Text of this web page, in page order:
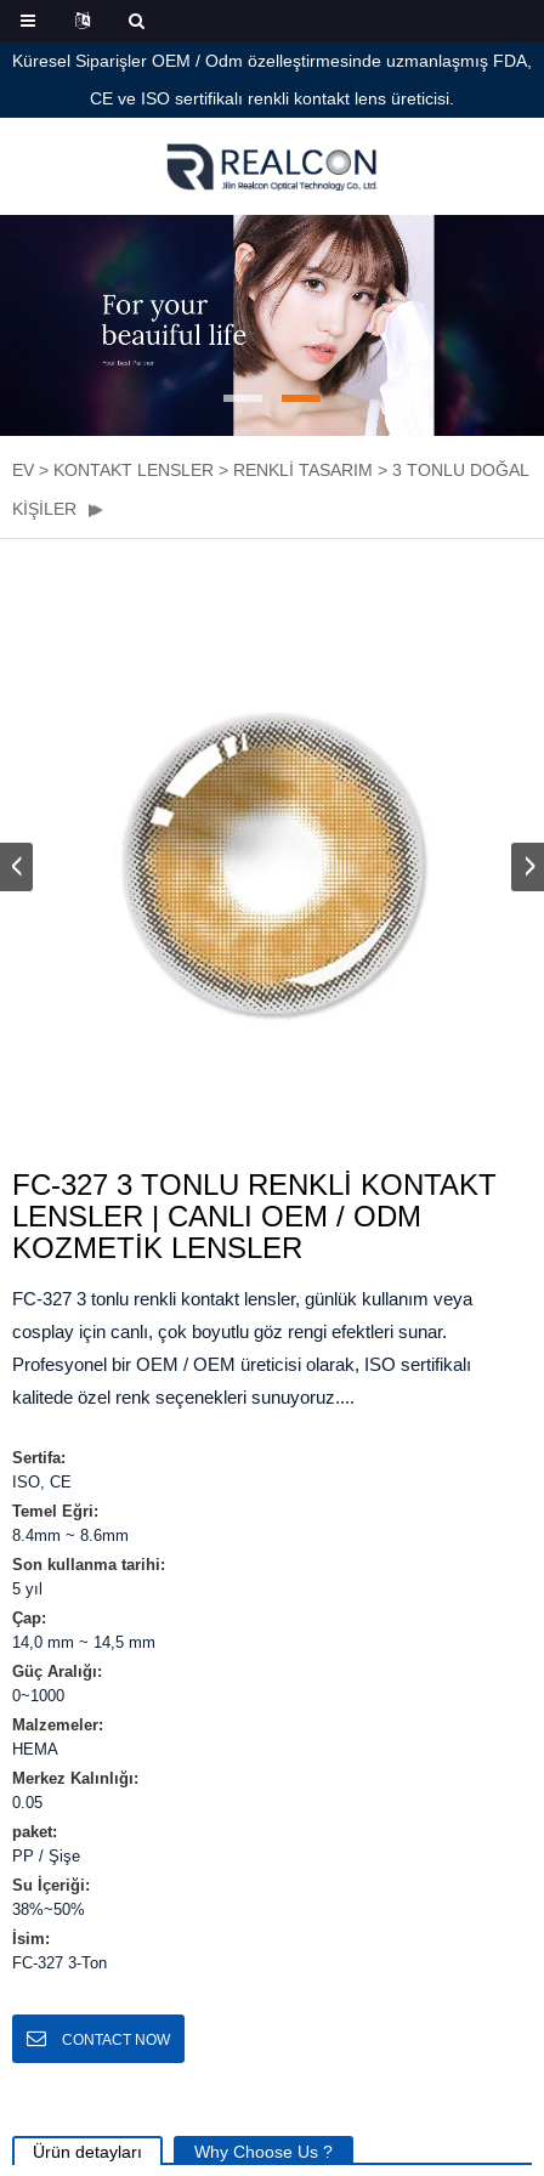
Küresel Siparişler OEM / Odm özelleştirmesinde uzmanlaşmış FDA,
CE ve ISO sertifikalı renkli kontakt lens üreticisi.
EV > KONTAKT LENSLER > RENKLI TASARIM > 3 TONLU DOĞAL
KIŞILER
FC-327 3 TONLU RENKLI KONTAKT
LENSLER | CANLI OEM / ODM
KOZMETIK LENSLER
FC-327 3 tonlu renkli kontakt lensler, günlük kullanım veya
cosplay için canlı, çok boyutlu göz rengi efektleri sunar.
Profesyonel bir OEM / OEM üreticisi olarak, ISO sertifikalı
kalitede özel renk seçenekleri sunuyoruz....
Sertifa:
ISO, CE
Temel Eğri:
8.4mm ~ 8.6mm
Son kullanma tarihi:
5 yıl
Çap:
14,0 mm ~ 14,5 mm
Güç Aralığı:
0~1000
Malzemeler:
HEMA
Merkez Kalınlığı:
0.05
paket:
PP / Şişe
Su İçeriği:
38%~50%
İsim:
FC-327 3-Ton
CONTACT NOW
Ürün detayları Why Choose Us ?